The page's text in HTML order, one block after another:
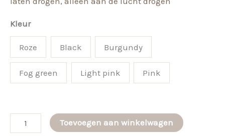
Kleur
Roze Black Burgundy
Fog green Light pink Pink
Hoofdbanden
van
Toevoegen aan winkelwagen